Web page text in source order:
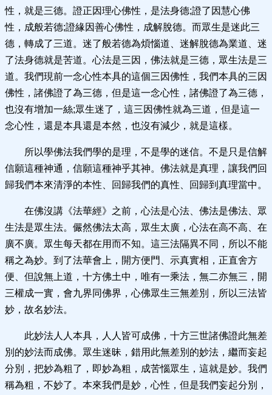
性，就是三德。證正因理心佛性，是法身德;證了因慧心佛
性，成般若德;證緣因善心佛性，成解脫德。而眾生是迷此三
德，轉成了三道。迷了般若德為煩惱道、迷解脫德為業道、迷
了法身德就是苦道。心法是三因，佛法就是三德，眾生法是三
道。我們現前一念心性本具的這個三因佛性，我們本具的三因
佛性，諸佛證了為三德，但是這一念心性，諸佛證了為三德，
也沒有增加一絲;眾生迷了，這三因佛性就為三道，但是這一
念心性，還是本具還是本然，也沒有減少，就是這樣。
所以學佛法我們學的是理，不是學的迷信。不是只是信解
信願這種神通，信願這種神乎其神。佛法就是真理，讓我們回
歸我們本來清淨的本性、回歸我們的真性、回歸到真理當中。
在佛沒講《法華經》之前，心法是心法、佛法是佛法、眾
生法是眾生法。儼然佛法太高，眾生太廣，心法在高不高、在
廣不廣。眾生每天都在用而不知。這三法隔異不同，所以不能
稱之為妙。到了法華會上，開方便門、示真實相，正直舍方
便、但說無上道，十方佛土中，唯有一乘法，無二亦無三，開
三權成一實，會九界同佛界，心佛眾生三無差別，所以三法皆
妙，故名妙法。
此妙法人人本具，人人皆可成佛，十方三世諸佛證此無差
別的妙法而成佛。眾生迷昧，錯用此無差別的妙法，繼而妄起
分別，把妙為粗了，即妙為粗，成苦惱眾生，這就是妙。我們
稱為粗，不妙了。本來我們是妙，心性，但是我們妄起分別，